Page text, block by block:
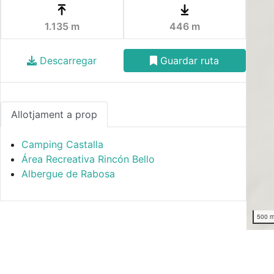
500
1.135 m 446 m
Descarregar Guardar ruta
Allotjament a prop
Camping Castalla
Área Recreativa Rincón Bello
Albergue de Rabosa